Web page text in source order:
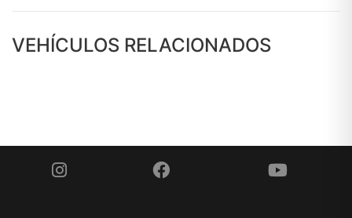
VEHÍCULOS RELACIONADOS